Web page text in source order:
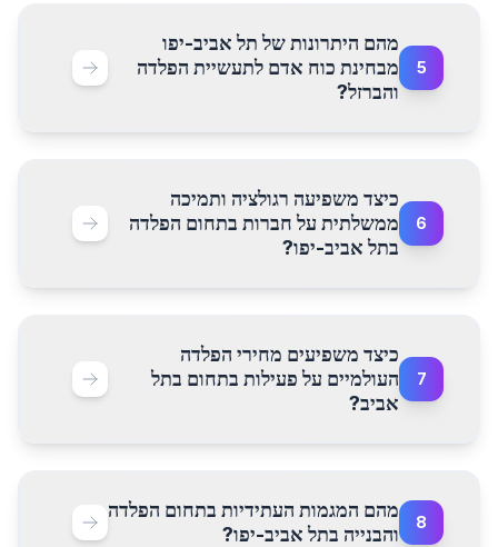
5
מהם היתרונות של תל אביב-יפו
מבחינת כוח אדם לתעשיית הפלדה
והברזל?
6
כיצד משפיעה רגולציה ותמיכה
ממשלתית על חברות בתחום הפלדה
בתל אביב-יפו?
7
כיצד משפיעים מחירי הפלדה
העולמיים על פעילות בתחום בתל
אביב?
8
מהם המגמות העתידיות בתחום הפלדה
והבנייה בתל אביב-יפו?